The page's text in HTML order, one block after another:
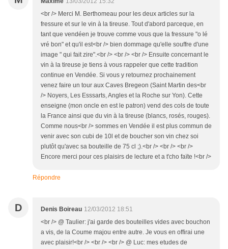
<br /> Merci M. Berthomeau pour les deux articles sur la
fressure et sur le vin à la tireuse. Tout d'abord parceque, en
tant que vendéen je trouve comme vous que la fressure "o lé
vré bon" et qu'il est<br /> bien dommage qu'elle souffre d'une
image " qui fait zire".<br /> <br /> <br /> Ensuite concernant le
vin à la tireuse je tiens à vous rappeler que cette tradition
continue en Vendée. Si vous y retournez prochainement
venez faire un tour aux Caves Bregeon (Saint Martin des<br
/> Noyers, Les Esssarts, Angles et la Roche sur Yon). Cette
enseigne (mon oncle en est le patron) vend des cols de toute
la France ainsi que du vin à la tireuse (blancs, rosés, rouges).
Comme nous<br /> sommes en Vendée il est plus commun de
venir avec son cubi de 10l et de boucher son vin chez soi
plutôt qu'avec sa bouteille de 75 cl ;).<br /> <br /> <br />
Encore merci pour ces plaisirs de lecture et a t'cho faïte !<br />
Répondre
D Denis Boireau 12/03/2012 18:51
<br /> @ Taulier: j'ai garde des bouteilles vides avec bouchon
a vis, de la Coume majou entre autre. Je vous en offirai une
avec plaisir!<br /> <br /> <br /> @ Luc: mes etudes de